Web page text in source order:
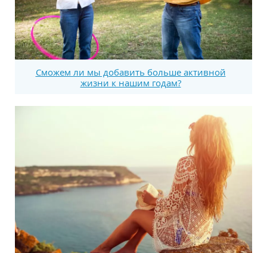
Сможем ли мы добавить больше активной
жизни к нашим годам?